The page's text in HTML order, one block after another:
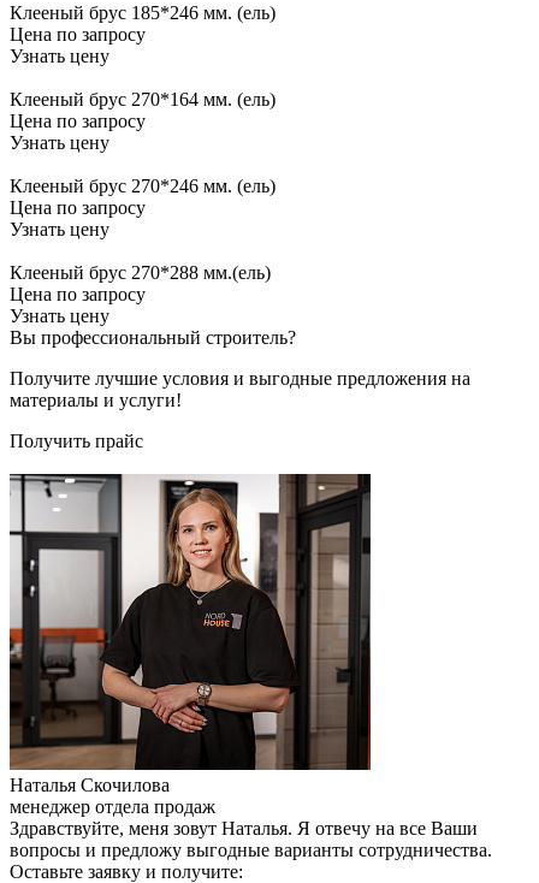
Клееный брус 185*246 мм. (ель)
Цена по запросу
Узнать цену
Клееный брус 270*164 мм. (ель)
Цена по запросу
Узнать цену
Клееный брус 270*246 мм. (ель)
Цена по запросу
Узнать цену
Клееный брус 270*288 мм.(ель)
Цена по запросу
Узнать цену
Вы профессиональный строитель?
Получите лучшие условия и выгодные предложения на
материалы и услуги!
Получить прайс
Наталья Скочилова
менеджер отдела продаж
Здравствуйте, меня зовут Наталья. Я отвечу на все Ваши
вопросы и предложу выгодные варианты сотрудничества.
Оставьте заявку и получите: